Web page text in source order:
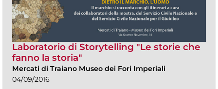
Laboratorio di Storytelling "Le storie che
fanno la storia"
Mercati di Traiano Museo dei Fori Imperiali
04/09/2016